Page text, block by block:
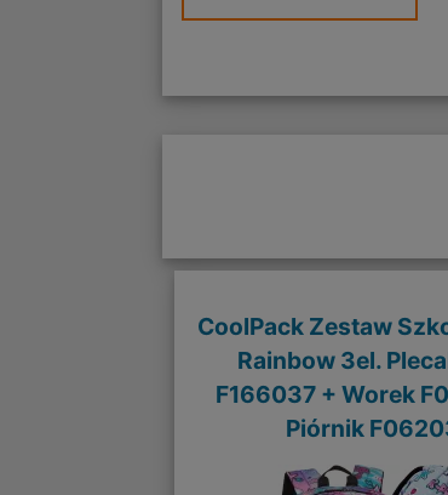
CoolPack Zestaw
Rainbow 3el.
F166037 + Worek
Piórnik